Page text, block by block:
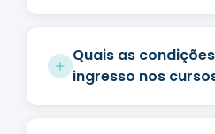
Quais as
ingresso nos